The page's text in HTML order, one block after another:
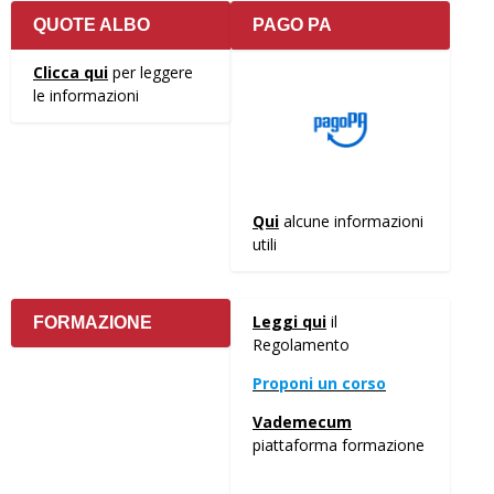
QUOTE ALBO
Clicca qui per leggere
le informazioni
PAGO PA
Qui alcune informazioni
utili
FORMAZIONE Leggi qui il
Regolamento
Proponi un corso
Vademecum
piattaforma formazione